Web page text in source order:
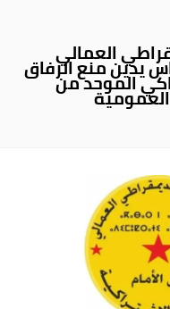
العمالي
يدين منع الرفاق
الموحد من